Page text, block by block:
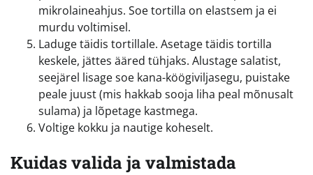
mikrolaineahjus. Soe tortilla on elastsem ja ei
murdu voltimisel.
Laduge täidis tortillale. Asetage täidis tortilla
keskele, jättes ääred tühjaks. Alustage salatist,
seejärel lisage soe kana-köögiviljasegu, puistake
peale juust (mis hakkab sooja liha peal mõnusalt
sulama) ja lõpetage kastmega.
Voltige kokku ja nautige koheselt.
Kuidas valida ja valmistada